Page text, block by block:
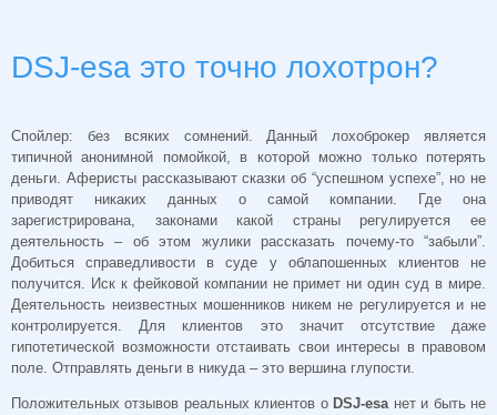
DSJ-esa это точно лохотрон?
Спойлер: без всяких сомнений. Данный лохоброкер
является
типичной анонимной помойкой, в которой можно только потерять
деньги. Аферисты рассказывают сказки об “успешном успехе”, но не
приводят никаких данных о самой компании. Где она
зарегистрирована, законами какой страны регулируется ее
деятельность – об этом жулики рассказать почему-то “забыли”.
Добиться справедливости в суде у облапошенных клиентов не
получится. Иск к фейковой компании не примет ни один суд в мире.
Деятельность неизвестных мошенников никем не регулируется и не
контролируется. Для клиентов это значит отсутствие даже
гипотетической возможности отстаивать свои интересы в правовом
поле. Отправлять деньги в никуда – это вершина глупости.
Положительных отзывов реальных клиентов о DSJ-esaнет и быть не